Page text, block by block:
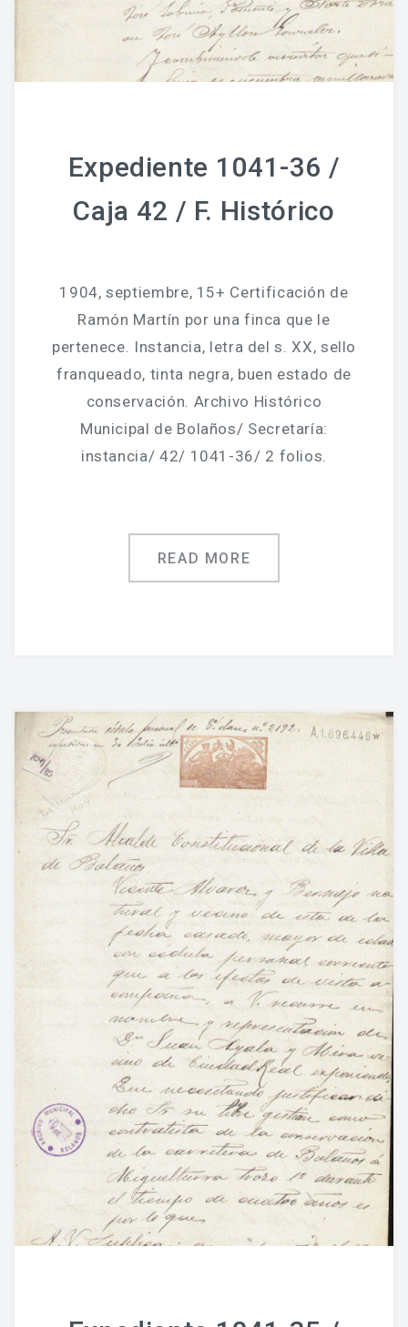
Expediente 1041-36 /
Caja 42 / F. Histórico
1904, septiembre, 15+ Certificación de
Ramón Martín por una finca que le
pertenece. Instancia, letra del s. XX, sello
franqueado, tinta negra, buen estado de
conservación. Archivo Histórico
Municipal de Bolaños/ Secretaría:
instancia/ 42/ 1041-36/ 2 folios.
READ MORE